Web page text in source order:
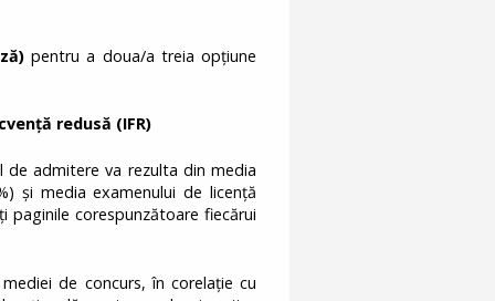
)pentru a doua/a treia opțiune
redusă (IFR)
de admitere va rezulta din media
şi media examenului de licenţă
paginile corespunzătoare fiecărui
de concurs, în corelaţie cu